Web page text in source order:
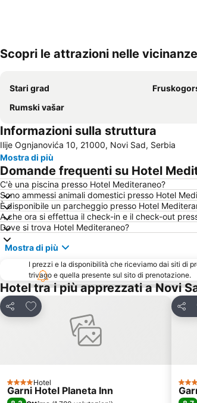
Scopri le attrazioni nelle vicinanze
Stari grad
Rumski vašar
Informazioni sulla struttura
Ilije Ognjanovića 10, 21000, Novi Sad, Serbia
Mostra di più
Domande frequenti su Hotel
C'è una piscina presso Hotel Mediteraneo?
Sono ammessi animali domestici presso Hotel
È disponibile un parcheggio presso Hotel
A che ora si effettua il check-in e il check-out
Dove si trova Hotel Mediteraneo?
Mostra di più
I prezzi e la disponibilità che riceviamo dai siti di
trivago e quella presente sul sito di prenotazione.
Hotel tra i più apprezzati a Novi
Condividi
Aggiungi ai preferiti
4 StelleHotel
Garni Hotel Planeta Inn 4